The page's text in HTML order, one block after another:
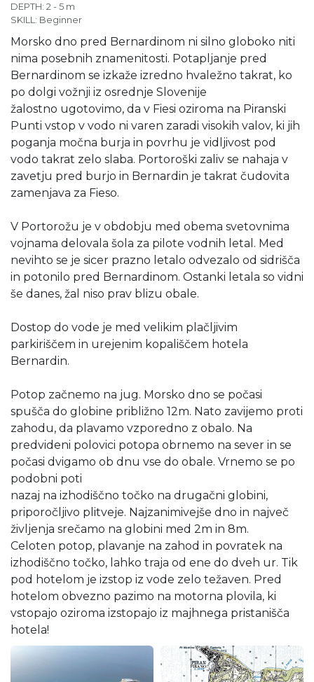
DEPTH: 2 - 5 m
SKILL: Beginner
Morsko dno pred Bernardinom ni silno globoko niti
nima posebnih znamenitosti. Potapljanje pred
Bernardinom se izkaže izredno hvaležno takrat, ko
po dolgi vožnji iz osrednje Slovenije
žalostno ugotovimo, da v Fiesi oziroma na Piranski
Punti vstop v vodo ni varen zaradi visokih valov, ki jih
poganja močna burja in povrhu je vidljivost pod
vodo takrat zelo slaba. Portoroški zaliv se nahaja v
zavetju pred burjo in Bernardin je takrat čudovita
zamenjava za Fieso.
V Portorožu je v obdobju med obema svetovnima
vojnama delovala šola za pilote vodnih letal. Med
nevihto se je sicer prazno letalo odvezalo od sidrišča
in potonilo pred Bernardinom. Ostanki letala so vidni
še danes, žal niso prav blizu obale.
Dostop do vode je med velikim plačljivim
parkiriščem in urejenim kopališčem hotela
Bernardin.
Potop začnemo na jug. Morsko dno se počasi
spušča do globine približno 12m. Nato zavijemo proti
zahodu, da plavamo vzporedno z obalo. Na
predvideni polovici potopa obrnemo na sever in se
počasi dvigamo ob dnu vse do obale. Vrnemo se po
podobni poti
nazaj na izhodiščno točko na drugačni globini,
priporočljivo plitveje. Najzanimivejše dno in največ
življenja srečamo na globini med 2m in 8m.
Celoten potop, plavanje na zahod in povratek na
izhodiščno točko, lahko traja od ene do dveh ur. Tik
pod hotelom je izstop iz vode zelo težaven. Pred
hotelom obvezno pazimo na motorna plovila, ki
vstopajo oziroma izstopajo iz majhnega pristanišča
hotela!